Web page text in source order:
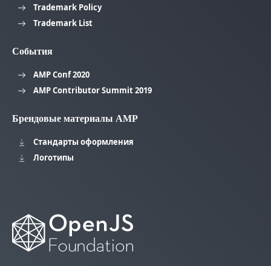
Trademark Policy
Trademark List
События
AMP Conf 2020
AMP Contributor Summit 2019
Брендовые материалы AMP
Стандарты оформления
Логотипы